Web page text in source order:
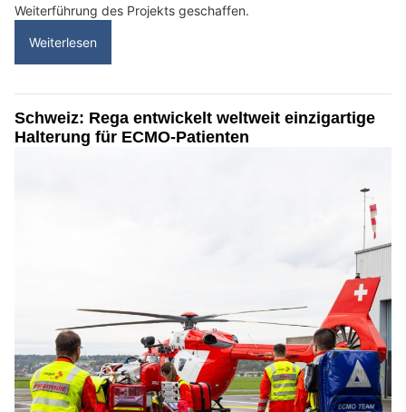
Weiterführung des Projekts geschaffen.
Weiterlesen
Schweiz: Rega entwickelt weltweit einzigartige
Halterung für ECMO-Patienten